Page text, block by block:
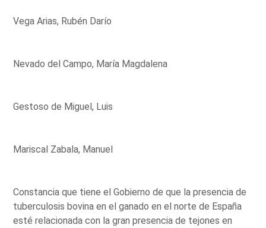
Vega Arias, Rubén Darío
Nevado del Campo, María Magdalena
Gestoso de Miguel, Luis
Mariscal Zabala, Manuel
Constancia que tiene el Gobierno de que la presencia de
tuberculosis bovina en el ganado en el norte de España
esté relacionada con la gran presencia de tejones en